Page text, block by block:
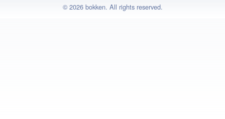
© 2026 bokken. All rights reserved.